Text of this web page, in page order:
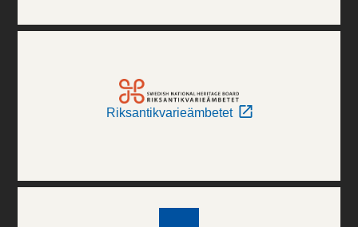
Riksantikvarieämbetet